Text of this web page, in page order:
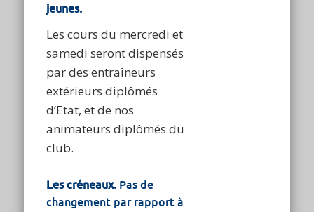
jeunes.
Les cours du mercredi et
samedi seront dispensés
par des entraîneurs
extérieurs diplômés
d’Etat, et de nos
animateurs diplômés du
club.
Les créneaux. Pas de
changement par rapport à